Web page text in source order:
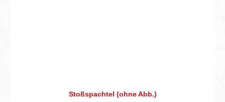
Stoßspachtel (ohne Abb.)